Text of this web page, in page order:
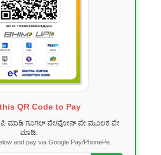
QR Code to Pay
ಮಾಡಿ ಗೂಗಲ್ ಪೇ/ಫೋನ್ ಪೇ ಮೂಲಕ ಪೇ
ಮಾಡಿ.
and pay via Google Pay/PhonePe.